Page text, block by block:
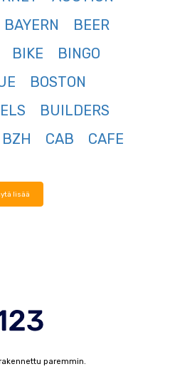
BAYERN
BEER
BIKE
BINGO
BOSTON
BUILDERS
BZH CAB
CAFE
lisää
paremmin.